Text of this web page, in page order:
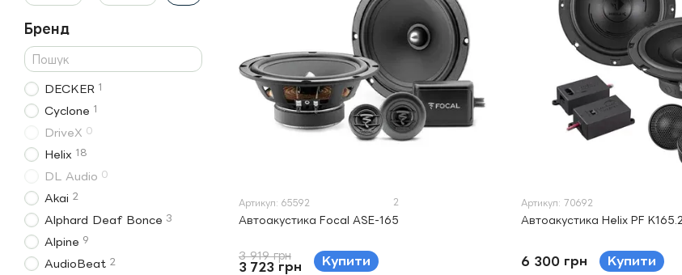
Артикул: 65592 2
Автоакустика Focal ASE-165
3 919 грн
3 723 грн Купити
Артикул: 70692
Автоакустика Helix PF K165.2
6 300 грн Купити
Бренд
DECKER 1
Cyclone 1
DriveX 0
Helix 18
DL Audio 0
Akai 2
Alphard Deaf Bonce 3
Alpine 9
AudioBeat 2